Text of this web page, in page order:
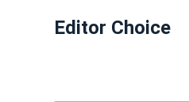
Editor Choice